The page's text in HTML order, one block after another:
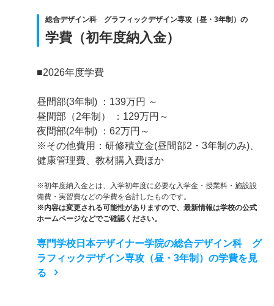
総合デザイン科 グラフィックデザイン専攻（昼・3年制）の
学費（初年度納入金）
■2026年度学費
昼間部(3年制) ：139万円 ～
昼間部（2年制） ：129万円～
夜間部(2年制) ：62万円～
※その他費用：研修積立金(昼間部2・3年制のみ)、
健康管理費、教材購入費ほか
※初年度納入金とは、入学初年度に必要な入学金・授業料・施設設
備費・実習費などの学費を合計したものです。
※内容は変更される可能性がありますので、最新情報は学校の公式
ホームページなどでご確認ください。
専門学校日本デザイナー学院の総合デザイン科 グ
ラフィックデザイン専攻（昼・3年制）の学費を見
る